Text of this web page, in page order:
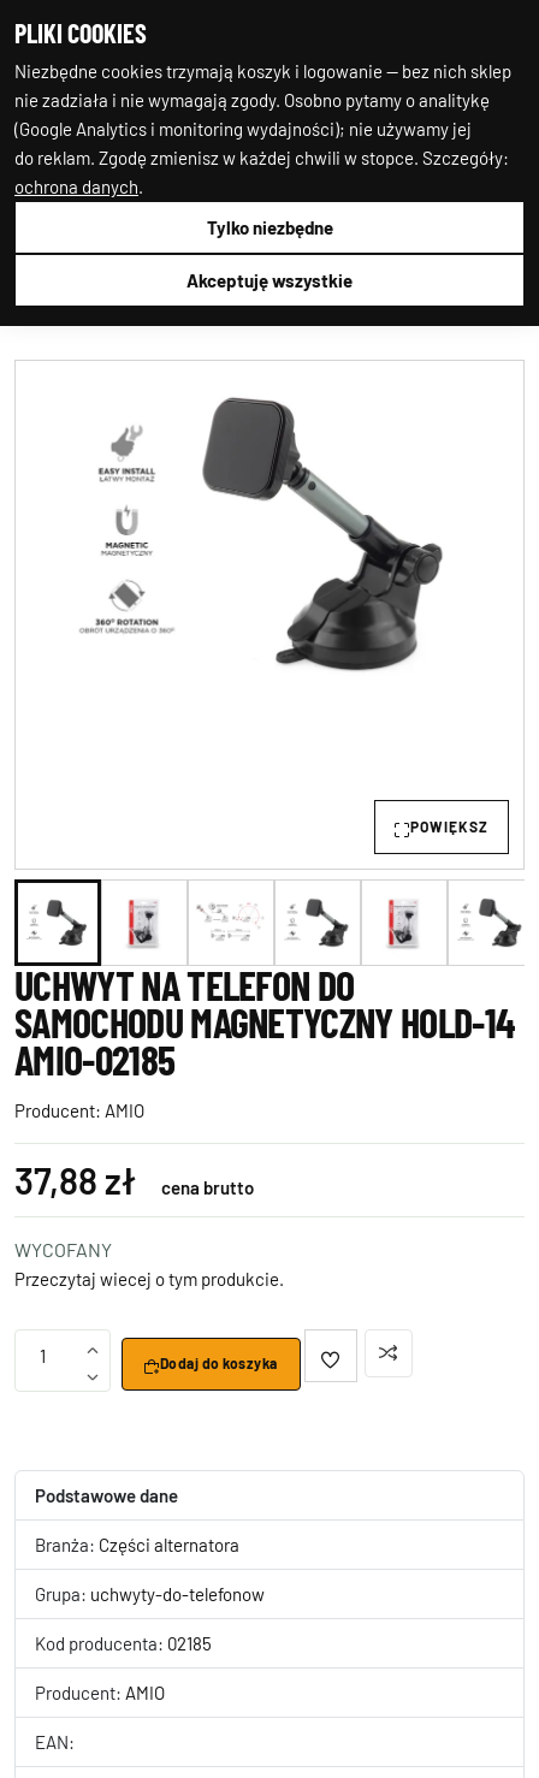
PLIKI COOKIES
Niezbędne cookies trzymają koszyk i logowanie — bez nich sklep
nie zadziała i nie wymagają zgody. Osobno pytamy o analitykę
(Google Analytics i monitoring wydajności); nie używamy jej
do reklam. Zgodę zmienisz w każdej chwili w stopce. Szczegóły:
ochrona danych.
Tylko niezbędne
Akceptuję wszystkie
AKCESORIA GSM
TELEFONÓW
AMIO 02185
POWIĘKSZ
UCHWYT NA TELEFON DO
SAMOCHODU MAGNETYCZNY HOLD-14
AMIO-02185
Producent: AMIO
37,88 zł cena brutto
WYCOFANY
Przeczytaj wiecej o tym produkcie.
1 Dodaj do koszyka
Podstawowe dane
Branża: Części alternatora
Grupa: uchwyty-do-telefonow
Kod producenta: 02185
Producent: AMIO
EAN: